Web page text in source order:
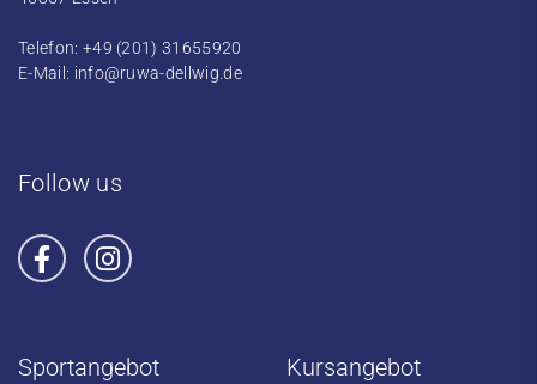
Telefon: +49 (201) 31655920
E-Mail: info@ruwa-dellwig.de
Follow us
Sportangebot Kursangebot